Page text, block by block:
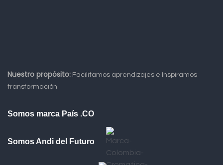
Nuestro propósito: Facilitamos aprendizajes e Inspiramos
transformación
Somos marca País .CO
Somos Andi del Futuro